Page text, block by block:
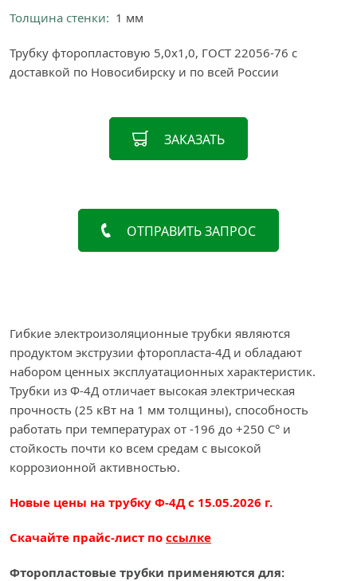
Толщина стенки: 1 мм
Трубку фторопластовую 5,0х1,0, ГОСТ 22056-76 с
доставкой по Новосибирску и по всей России
ЗАКАЗАТЬ
ОТПРАВИТЬ ЗАПРОС
Гибкие электроизоляционные трубки являются
продуктом экструзии фторопласта-4Д и обладают
набором ценных эксплуатационных характеристик.
Трубки из Ф-4Д отличает высокая электрическая
прочность (25 кВт на 1 мм толщины), способность
работать при температурах от -196 до +250 С° и
стойкость почти ко всем средам с высокой
коррозионной активностью.
Новые цены на трубку Ф-4Д с 15.05.2026 г.
Скачайте прайс-лист по ссылке
Фторопластовые трубки применяются для: